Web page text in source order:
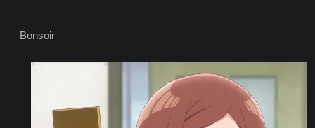
second
vers
Bonsoir